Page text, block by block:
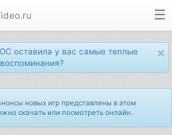
×
оставила у вас самые теплые
воспоминания?
новых игр представлены в этом
скачать или посмотреть онлайн.